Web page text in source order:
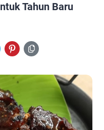
Tahun Baru